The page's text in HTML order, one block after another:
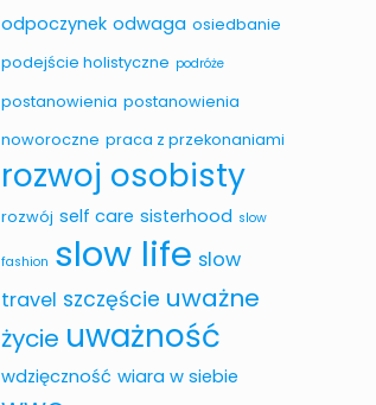
odpoczynek odwaga osiedbanie
podejście holistyczne podróże
postanowienia postanowienia
noworoczne praca z przekonaniami
rozwoj osobisty
rozwój self care sisterhood slow
fashion slow life slow
travel szczęście uważne
życie uważność
wdzięczność wiara w siebie